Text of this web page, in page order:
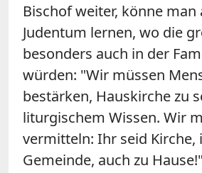
Bischof weiter, könne man
Judentum lernen, wo die
besonders auch in der
würden: "Wir müssen
bestärken, Hauskirche zu
liturgischem Wissen. Wir
vermitteln: Ihr seid Kirche,
Gemeinde, auch zu